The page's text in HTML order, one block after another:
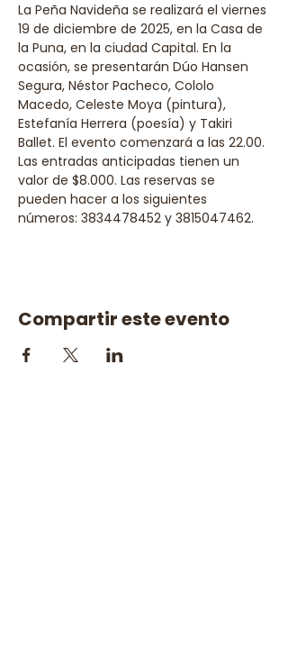
La Peña Navideña se realizará el viernes
19 de diciembre de 2025, en la Casa de
la Puna, en la ciudad Capital. En la
ocasión, se presentarán Dúo Hansen
Segura, Néstor Pacheco, Cololo
Macedo, Celeste Moya (pintura),
Estefanía Herrera (poesía) y Takiri
Ballet. El evento comenzará a las 22.00.
Las entradas anticipadas tienen un
valor de $8.000. Las reservas se
pueden hacer a los siguientes
números: 3834478452 y 3815047462.
Compartir este evento